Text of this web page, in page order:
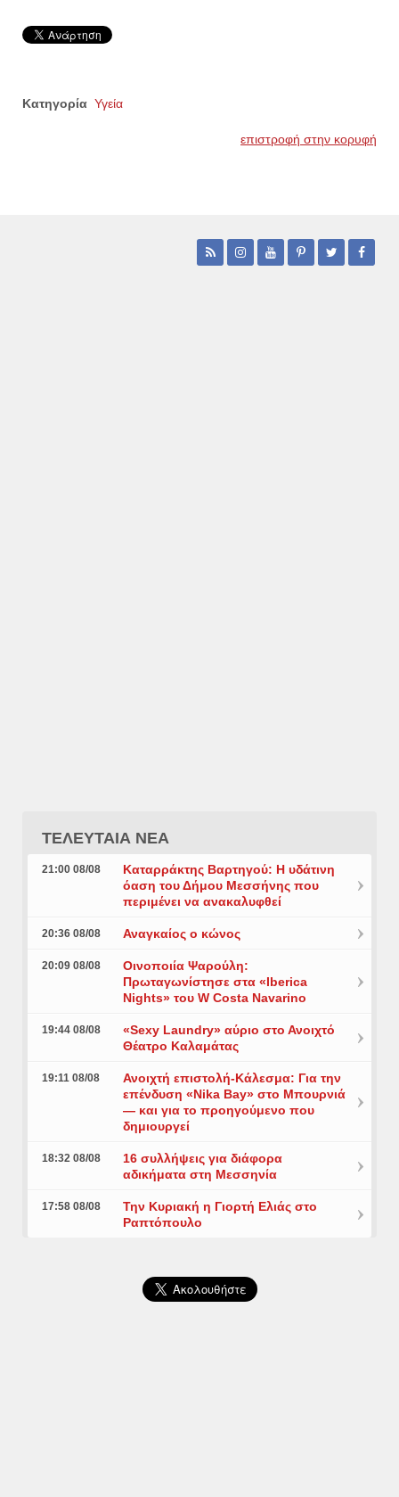
Κατηγορία Υγεία
επιστροφή στην κορυφή
ΤΕΛΕΥΤΑΙΑ ΝΕΑ
21:00 08/08
Καταρράκτης Βαρτηγού: Η υδάτινη
όαση του Δήμου Μεσσήνης που
περιμένει να ανακαλυφθεί
20:36 08/08 Αναγκαίος ο κώνος
20:09 08/08
Οινοποιία Ψαρούλη:
Πρωταγωνίστησε στα «Iberica
Nights» του W Costa Navarino
19:44 08/08
«Sexy Laundry» αύριο στο Ανοιχτό
Θέατρο Καλαμάτας
19:11 08/08
Ανοιχτή επιστολή-Κάλεσμα: Για την
επένδυση «Nika Bay» στο Μπουρνιά
— και για το προηγούμενο που
δημιουργεί
18:32 08/08
16 συλλήψεις για διάφορα
αδικήματα στη Μεσσηνία
17:58 08/08
Την Κυριακή η Γιορτή Ελιάς στο
Ραπτόπουλο